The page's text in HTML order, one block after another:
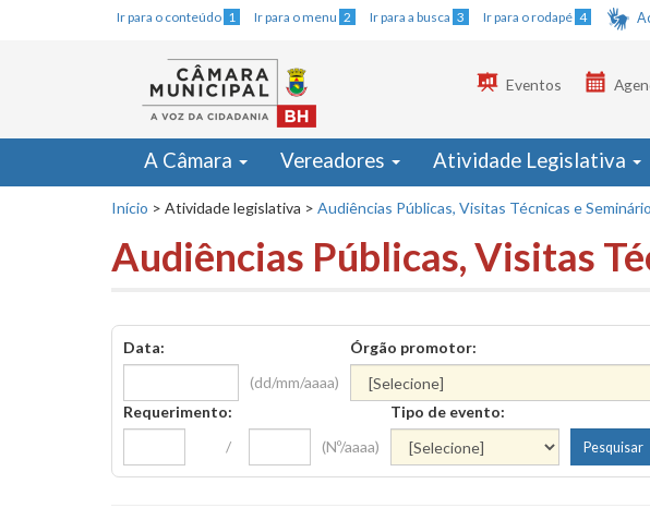
Ir para o conteúdo 1 Ir para o menu 2 Ir para a busca 3 Ir para o rodapé 4
Eventos
A Câmara Vereadores Atividade Legislativa
Início > Atividade legislativa > Audiências Públicas, Visitas Técnicas e
Audiências Públicas, Visitas
Data:
(dd/mm/aaaa)
Órgão promotor:
Requerimento:
/
(Nº/aaaa)
Tipo de evento: